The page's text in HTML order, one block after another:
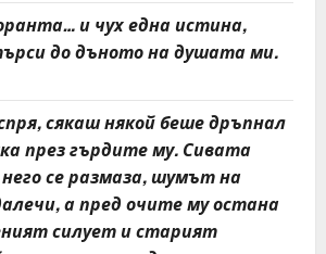
и чух една истина,
до дъното на душата ми.
сякаш някой беше дръпнал
през гърдите му. Сивата
се размаза, шумът на
а пред очите му остана
силует и старият